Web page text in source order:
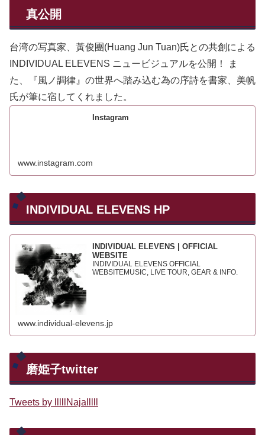
真公開
台湾の写真家、黃俊團(Huang Jun Tuan)氏との共創による
INDIVIDUAL ELEVENS ニュービジュアルを公開！ ま
た、『風ノ調律』の世界へ踏み込む為の序詩を書家、美帆
氏が筆に宿してくれました。
Instagram
www.instagram.com
INDIVIDUAL ELEVENS HP
INDIVIDUAL ELEVENS | OFFICIAL
WEBSITE
INDIVIDUAL ELEVENS OFFICIAL
WEBSITEMUSIC, LIVE TOUR, GEAR & INFO.
www.individual-elevens.jp
磨姫子twitter
Tweets by lllllNajalllll